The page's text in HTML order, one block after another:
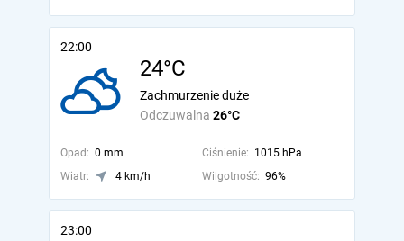
22:00
24°C
Odczuwalna 26°C
Zachmurzenie duże
Opad: 0 mm Ciśnienie: 1015 hPa
Wiatr:
4 km/h Wilgotność: 96%
23:00